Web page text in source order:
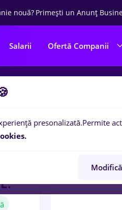
nouă? Primești un Anunț
Salarii Ofertă Companii
presonalizată.Permite